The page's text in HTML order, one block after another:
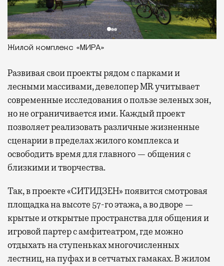
Жилой комплекс «МИРА»
Развиваясвои проекты рядом с парками и
лесными массивами, девелопер MR учитывает
современные исследования о пользе зеленых зон,
но не ограничивается ими. Каждый проект
позволяет реализовать различные жизненные
сценарии в пределах жилого комплекса и
освободить время для главного — общения с
близкими и творчества.
Так, в проекте «СИТИДЗЕН» появится смотровая
площадка на высоте 57-го этажа, а во дворе —
крытые и открытые пространства для общения и
игровой партер с амфитеатром, где можно
отдыхать на ступеньках многочисленных
лестниц, на пуфах и в сетчатых гамаках. В жилом